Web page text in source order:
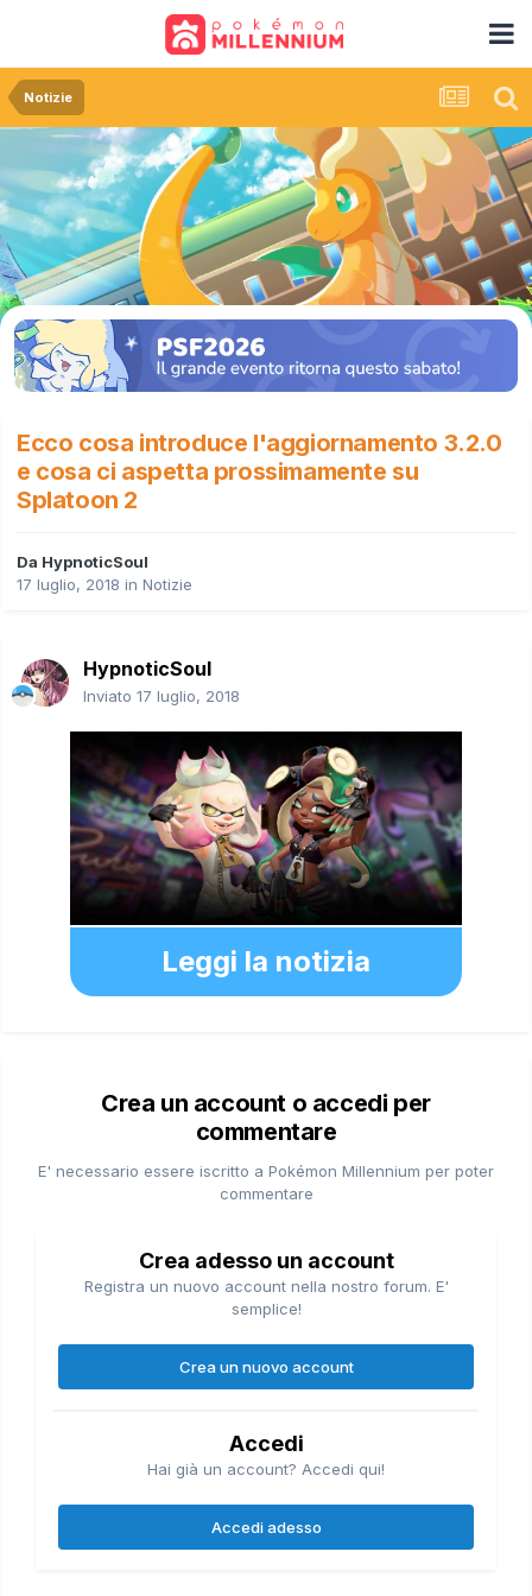
Notizie
Ecco cosa introduce l'aggiornamento 3.2.0
e cosa ci aspetta prossimamente su
Splatoon 2
Da HypnoticSoul
17 luglio, 2018 in Notizie
HypnoticSoul
Inviato 17 luglio, 2018
Leggi la notizia
Crea un account o accedi per
commentare
E' necessario essere iscritto a Pokémon Millennium per poter
commentare
Crea adesso un account
Registra un nuovo account nella nostro forum. E'
semplice!
Crea un nuovo account
Accedi
Hai già un account? Accedi qui!
Accedi adesso